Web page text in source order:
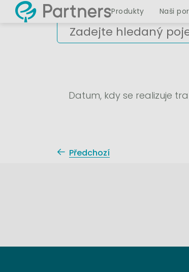
Produkty Naši
Datum, kdy se realizuje
Předchozí